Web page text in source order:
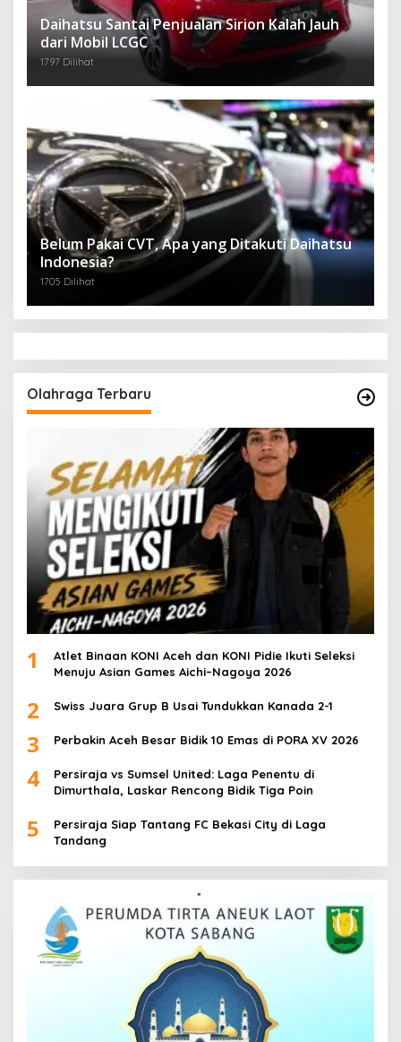
Daihatsu Santai Penjualan Sirion Kalah Jauh
dari Mobil LCGC
1797 Dilihat
Belum Pakai CVT, Apa yang Ditakuti Daihatsu
Indonesia?
1705 Dilihat
Olahraga Terbaru
1
Atlet Binaan KONI Aceh dan KONI Pidie Ikuti Seleksi
Menuju Asian Games Aichi–Nagoya 2026
2 Swiss Juara Grup B Usai Tundukkan Kanada 2-1
3 Perbakin Aceh Besar Bidik 10 Emas di PORA XV 2026
4
Persiraja vs Sumsel United: Laga Penentu di
Dimurthala, Laskar Rencong Bidik Tiga Poin
5
Persiraja Siap Tantang FC Bekasi City di Laga
Tandang